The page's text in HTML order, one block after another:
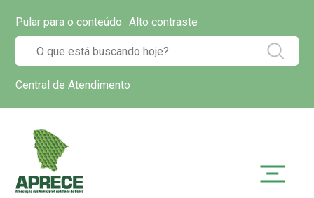
Pular para o conteúdo Alto contraste
Central de Atendimento